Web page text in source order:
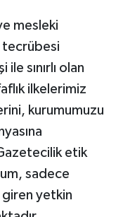
mesleki
tecrübesi
sınırlı olan
ilkelerimiz
kurumumuzu
etik
sadece
giren yetkin